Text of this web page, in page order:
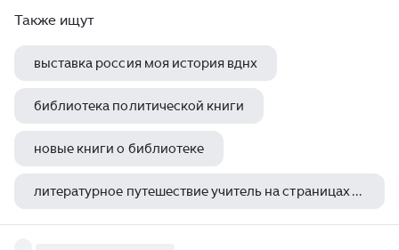
Также ищут
выставка россия моя история вднх
библиотека политической книги
новые книги о библиотеке
литературное путешествие учитель на страницах книг в библиотеке